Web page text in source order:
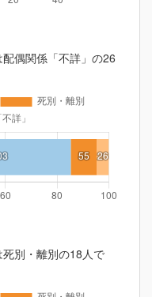
偶関係「不詳」の26
別・離別の18人で